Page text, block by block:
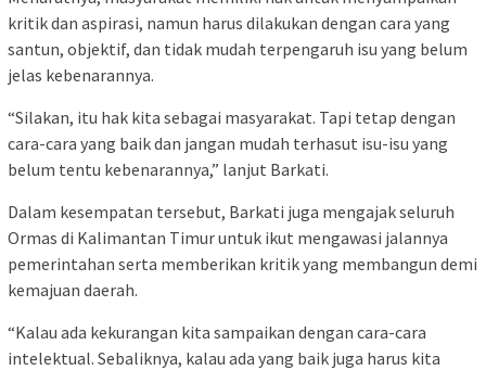
kritik dan aspirasi, namun harus dilakukan dengan cara yang
santun, objektif, dan tidak mudah terpengaruh isu yang belum
jelas kebenarannya.
“Silakan, itu hak kita sebagai masyarakat. Tapi tetap dengan
cara-cara yang baik dan jangan mudah terhasut isu-isu yang
belum tentu kebenarannya,” lanjut Barkati.
Dalam kesempatan tersebut, Barkati juga mengajak seluruh
Ormas di Kalimantan Timur untuk ikut mengawasi jalannya
pemerintahan serta memberikan kritik yang membangun demi
kemajuan daerah.
“Kalau ada kekurangan kita sampaikan dengan cara-cara
intelektual. Sebaliknya, kalau ada yang baik juga harus kita